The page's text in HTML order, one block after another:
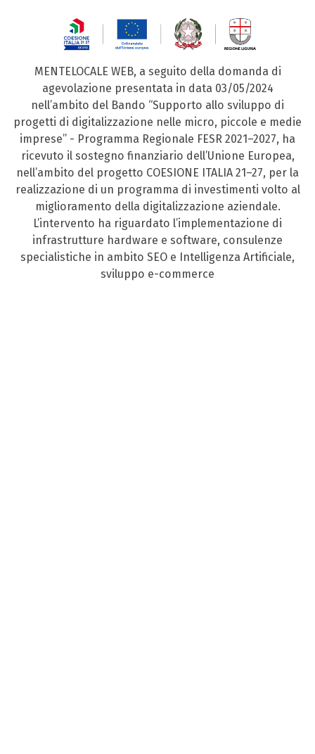
MENTELOCALE WEB, a seguito della domanda di
agevolazione presentata in data 03/05/2024
nell’ambito del Bando “Supporto allo sviluppo di
progetti di digitalizzazione nelle micro, piccole e medie
imprese” - Programma Regionale FESR 2021–2027, ha
ricevuto il sostegno finanziario dell’Unione Europea,
nell’ambito del progetto COESIONE ITALIA 21–27, per la
realizzazione di un programma di investimenti volto al
miglioramento della digitalizzazione aziendale.
L’intervento ha riguardato l’implementazione di
infrastrutture hardware e software, consulenze
specialistiche in ambito SEO e Intelligenza Artificiale,
sviluppo e-commerce